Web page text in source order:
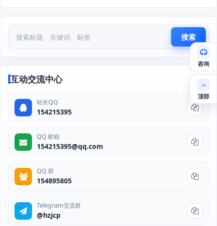
搜索
互动交流中心
站长QQ
154215395
QQ 邮箱
154215395@qq.com
QQ 群
154895805
Telegram交流群
@hzjcp
咨询
顶部